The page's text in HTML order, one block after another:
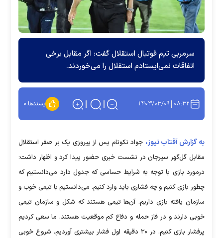
سرمربی تیم فوتبال استقلال گفت: اگر مقابل برخی
اتفاقات نمی‌ایستادم استقلال را می‌خوردند.
۰۸:۳۲ ۱۴۰۳/۰۳/۰۹ پسندها:۰
به گزارش آفتاب نیوز، جواد نکونام پس از پیروزی یک بر صفر استقلال
مقابل گل‌گهر سیرجان در نشست خبری حضور پیدا کرد و اظهار داشت:
درمورد بازی با توجه به شرایط حساسی که جدول دارد می‌دانستیم که
چطور بازی کنیم و چه فشاری باید وارد کنیم. می‌دانستیم با تیمی خوب و
سازمان یافته بازی داریم. آن‌ها تیمی هستند که شکل و سازمان تیمی
خوبی دارند و در فاز حمله و دفاع کم موقعیت هستند. ما سعی کردیم
پرفشار بازی کنیم. در ۲۰ دقیقه اول فشار بیشتری آوردیم. شروع خوبی